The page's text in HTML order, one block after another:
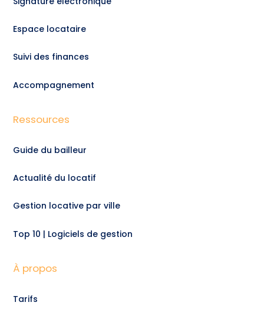
Espace locataire
Suivi des finances
Accompagnement
Ressources
Guide du bailleur
Actualité du locatif
Gestion locative par ville
Top 10 | Logiciels de gestion
À propos
Tarifs